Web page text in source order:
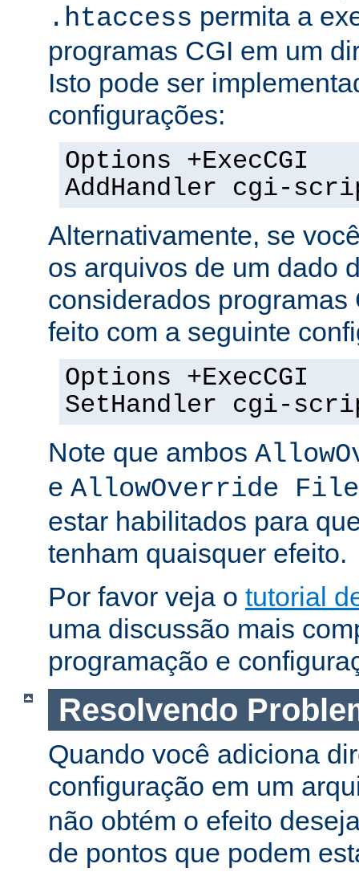
.htaccess permita a
programas CGI em um
Isto pode ser
configurações:
Options +ExecCGI
AddHandler cgi-
Alternativamente, se
os arquivos de um dado
considerados programas
feito com a seguinte
Options +ExecCGI
SetHandler cgi-
Note que ambos
e AllowOverride
estar habilitados para
tenham quaisquer efeito.
Por favor veja o tutorial
uma discussão mais
programação e
Resolvendo
Quando você adiciona
configuração em um
não obtém o efeito
de pontos que podem